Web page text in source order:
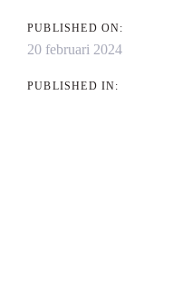
PUBLISHED ON:
20 februari 2024
PUBLISHED IN: